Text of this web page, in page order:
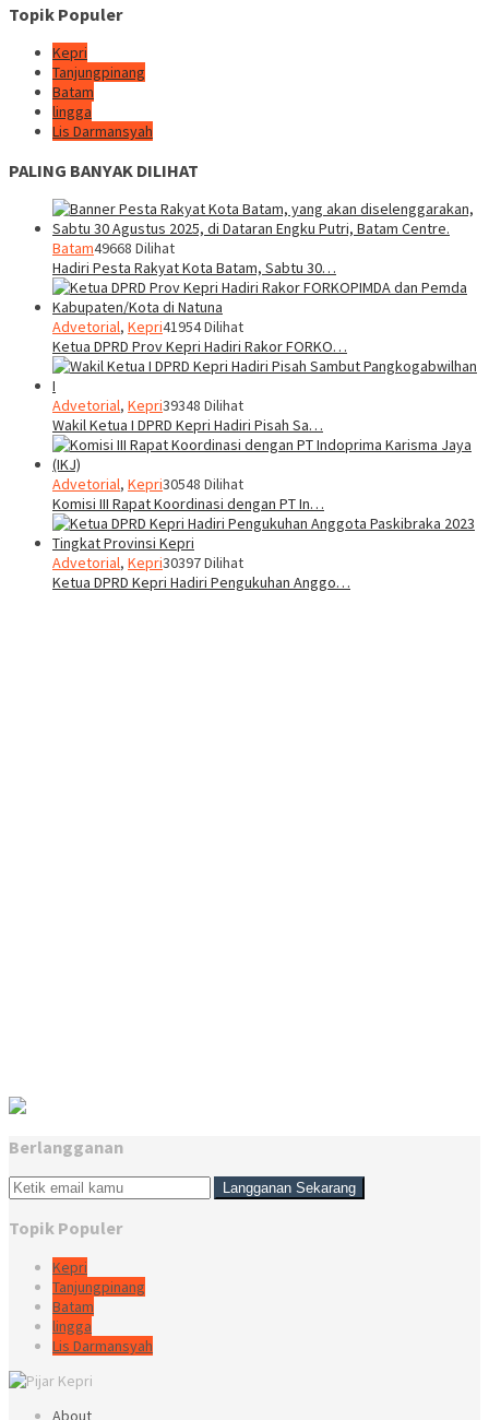
Topik Populer
Kepri
Tanjungpinang
Batam
lingga
Lis Darmansyah
PALING BANYAK DILIHAT
Batam49668 Dilihat
Hadiri Pesta Rakyat Kota Batam, Sabtu 30…
Advetorial, Kepri41954 Dilihat
Ketua DPRD Prov Kepri Hadiri Rakor FORKO…
Advetorial, Kepri39348 Dilihat
Wakil Ketua I DPRD Kepri Hadiri Pisah Sa…
Advetorial, Kepri30548 Dilihat
Komisi III Rapat Koordinasi dengan PT In…
Advetorial, Kepri30397 Dilihat
Ketua DPRD Kepri Hadiri Pengukuhan Anggo…
Berlangganan
Topik Populer
Kepri
Tanjungpinang
Batam
lingga
Lis Darmansyah
About